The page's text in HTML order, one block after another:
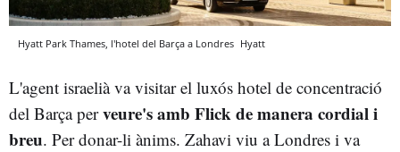
Hyatt Park Thames, l'hotel del Barça a Londres Hyatt
L'agent israelià va visitar el luxós hotel de concentració
del Barça perveure's amb Flick de manera cordial i
breu. Per donar-li ànims. Zahavi viu a Londres i va